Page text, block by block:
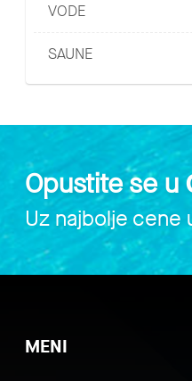
VODE
SAUNE
Opustite se u
Uz najbolje cene
MENI